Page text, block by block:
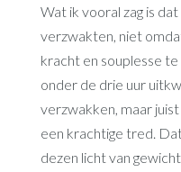
Wat ik vooral zag is
verzwakten, niet
kracht en souplesse
onder de drie uur
verzwakken, maar
een krachtige tred.
dezen licht van